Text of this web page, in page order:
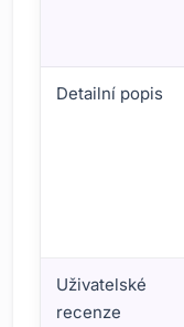
Detailní popis
Uživatelské
recenze